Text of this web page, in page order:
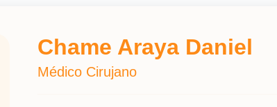
Chame Araya Daniel
Médico Cirujano